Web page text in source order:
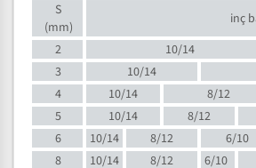
S
(mm)
inç
2
10/14
3
10/14
4
10/14 8/12
5
10/14 8/12
6
10/14 8/12 6/10
8
10/14 8/12 6/10